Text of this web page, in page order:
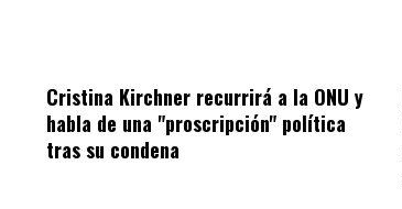
Cristina Kirchner recurrirá a la ONU y
habla de una "proscripción" política
tras su condena